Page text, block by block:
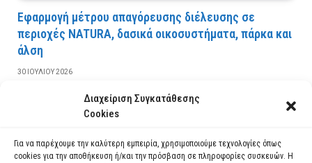
Διαχείριση Συγκατάθεσης
Cookies
Για να παρέχουμε την καλύτερη εμπειρία, χρησιμοποιούμε τεχνολογίες όπως
cookies για την αποθήκευση ή/και την πρόσβαση σε πληροφορίες συσκευών. Η
Εφαρμογή μέτρου απαγόρευσης διέλευσης σε
περιοχές NATURA, δασικά οικοσυστήματα, πάρκα και
άλση
30 ΙΟΥΛΊΟΥ 2026
ΔΙΑΒΆΣΤΕ ΠΕΡΙΣΣΌΤΕΡΑ